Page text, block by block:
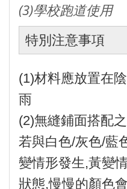
(3)學校跑道使用
特別注意事項
(1)材料應放置在
雨
(2)無縫鋪面搭配
若與白色/灰色/藍
變情形發生,黃變
狀態,慢慢的顏色